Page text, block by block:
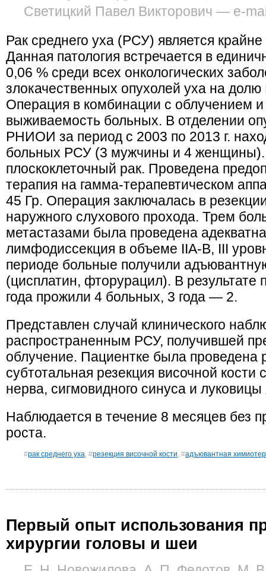
Светицкий Павел Викторович — e-
Рак среднего уха (РСУ) является
Данная патология встречается в
0,06 % среди всех онкологических
злокачественных опухолей уха на
Операция в комбинации с облучением
выживаемость больных. В отделении
РНИОИ за период с 2003 по 2013 г.
больных РСУ (3 мужчины и 4
плоскоклеточный рак. Проведена
терапия на гамма-терапевтическом
45 Гр. Операция заключалась в
наружного слухового прохода. Трем
метастазами была проведена
лимфодиссекция в объеме IIA-B, III
периоде больные получили
(цисплатин, фторурацил). В результате
года прожили 4 больных, 3 года — 2.
Представлен случай клинического
распространенным РСУ, получившей
облучение. Пациентке была проведена
субтотальная резекция височной
нерва, сигмовидного синуса и
Наблюдается в течение 8 месяцев без
роста.
#рак среднего уха, #резекция височной кости, #адъювантная
Первый опыт использования
хирургии головы и шеи